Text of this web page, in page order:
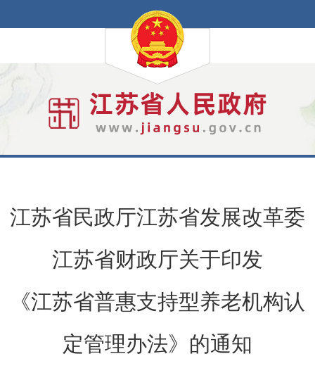
江苏省民政厅江苏省发展改革委
江苏省财政厅关于印发
《江苏省普惠支持型养老机构认
定管理办法》的通知